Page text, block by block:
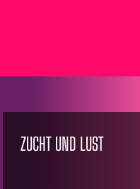
ZUCHT UND LUST